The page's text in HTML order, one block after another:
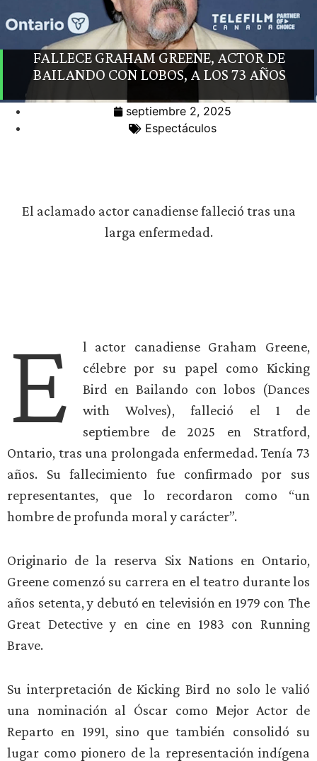
FALLECE GRAHAM GREENE, ACTOR DE
BAILANDO CON LOBOS, A LOS 73 AÑOS
septiembre 2, 2025
Espectáculos
El aclamado actor canadiense falleció tras una
larga enfermedad.
E
l actor canadiense Graham Greene,
célebre por su papel como Kicking
Bird en Bailando con lobos (Dances
with Wolves), falleció el 1 de
septiembre de 2025 en Stratford,
Ontario, tras una prolongada enfermedad. Tenía 73
años. Su fallecimiento fue confirmado por sus
representantes, que lo recordaron como “un
hombre de profunda moral y carácter”.
Originario de la reserva Six Nations en Ontario,
Greene comenzó su carrera en el teatro durante los
años setenta, y debutó en televisión en 1979 con The
Great Detective y en cine en 1983 con Running
Brave.
Su interpretación de Kicking Bird no solo le valió
una nominación al Óscar como Mejor Actor de
Reparto en 1991, sino que también consolidó su
lugar como pionero de la representación indígena